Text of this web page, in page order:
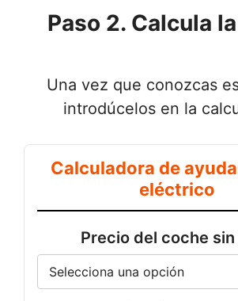
Paso 2. Calcula
Una vez que conozcas
introdúcelos en la
Calculadora de
eléctrico
Precio del coche sin